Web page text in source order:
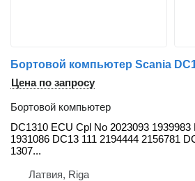
Цена по запросу
Бортовой компьютер
DC1310 ECU Cpl No 2023093 1939983
1931086 DC13 111 2194444 2156781
1307...
Латвия, Riga